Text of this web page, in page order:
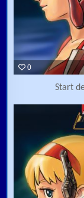
0
Start